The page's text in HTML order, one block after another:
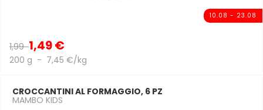
10.08 - 23.08
1,991,49 €
200 g - 7,45 €/kg
CROCCANTINI AL FORMAGGIO, 6 PZ
MAMBO KIDS